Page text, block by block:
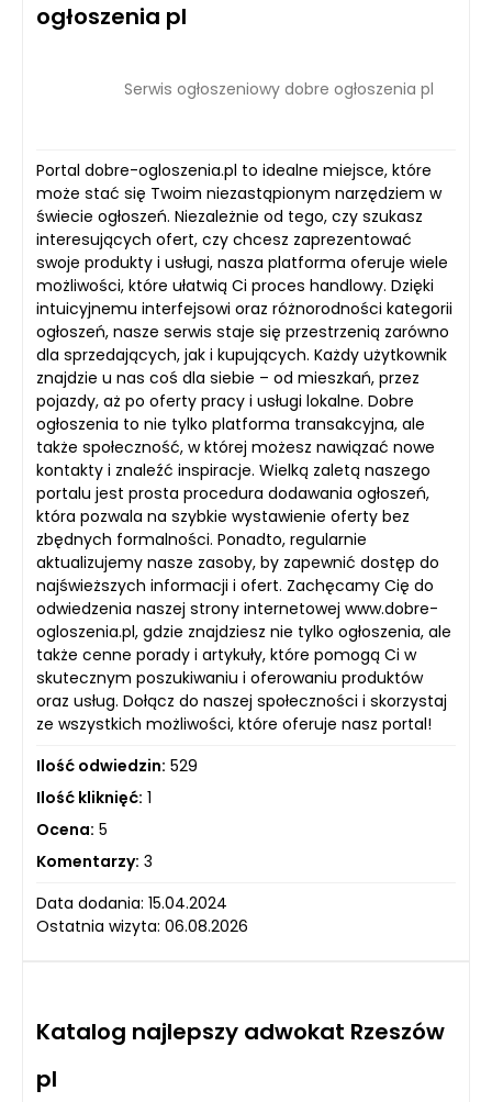
ogłoszenia pl
Serwis ogłoszeniowy dobre ogłoszenia pl
Portal dobre-ogloszenia.pl to idealne miejsce, które
może stać się Twoim niezastąpionym narzędziem w
świecie ogłoszeń. Niezależnie od tego, czy szukasz
interesujących ofert, czy chcesz zaprezentować
swoje produkty i usługi, nasza platforma oferuje wiele
możliwości, które ułatwią Ci proces handlowy. Dzięki
intuicyjnemu interfejsowi oraz różnorodności kategorii
ogłoszeń, nasze serwis staje się przestrzenią zarówno
dla sprzedających, jak i kupujących. Każdy użytkownik
znajdzie u nas coś dla siebie – od mieszkań, przez
pojazdy, aż po oferty pracy i usługi lokalne. Dobre
ogłoszenia to nie tylko platforma transakcyjna, ale
także społeczność, w której możesz nawiązać nowe
kontakty i znaleźć inspiracje. Wielką zaletą naszego
portalu jest prosta procedura dodawania ogłoszeń,
która pozwala na szybkie wystawienie oferty bez
zbędnych formalności. Ponadto, regularnie
aktualizujemy nasze zasoby, by zapewnić dostęp do
najświeższych informacji i ofert. Zachęcamy Cię do
odwiedzenia naszej strony internetowej www.dobre-
ogloszenia.pl, gdzie znajdziesz nie tylko ogłoszenia, ale
także cenne porady i artykuły, które pomogą Ci w
skutecznym poszukiwaniu i oferowaniu produktów
oraz usług. Dołącz do naszej społeczności i skorzystaj
ze wszystkich możliwości, które oferuje nasz portal!
Ilość odwiedzin: 529
Ilość kliknięć: 1
Ocena: 5
Komentarzy: 3
Data dodania: 15.04.2024
Ostatnia wizyta: 06.08.2026
Katalog najlepszy adwokat Rzeszów
pl